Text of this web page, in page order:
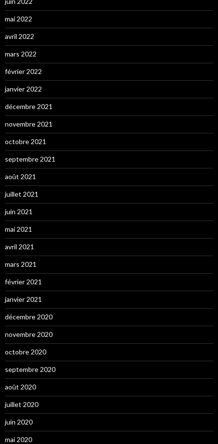
mai 2022
avril 2022
mars 2022
février 2022
janvier 2022
décembre 2021
novembre 2021
octobre 2021
septembre 2021
août 2021
juillet 2021
juin 2021
mai 2021
avril 2021
mars 2021
février 2021
janvier 2021
décembre 2020
novembre 2020
octobre 2020
septembre 2020
août 2020
juillet 2020
juin 2020
mai 2020